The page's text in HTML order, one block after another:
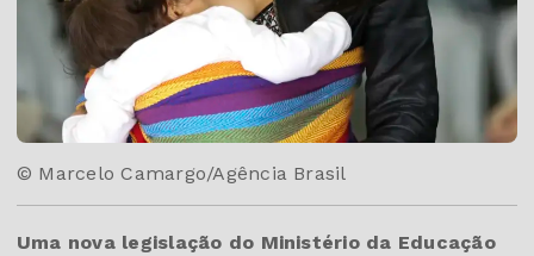
© Marcelo Camargo/Agência Brasil
Uma nova legislação do Ministério da Educação